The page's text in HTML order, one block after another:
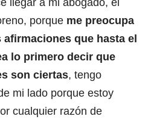
porque me preocupa
que hasta el
lo primero decir que
son ciertas, tengo
mi lado porque estoy
cualquier razón de